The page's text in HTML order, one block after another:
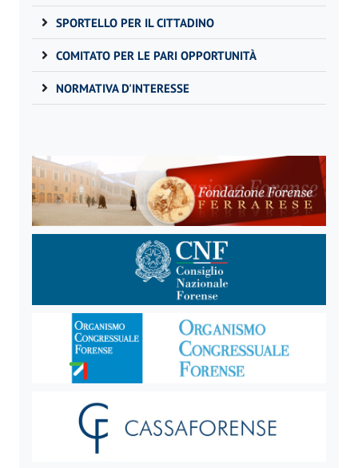
SPORTELLO PER IL CITTADINO
COMITATO PER LE PARI OPPORTUNITÀ
NORMATIVA D'INTERESSE